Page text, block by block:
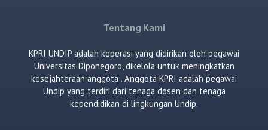
Tentang Kami
KPRI UNDIP adalah koperasi yang didirikan oleh pegawai
Universitas Diponegoro, dikelola untuk meningkatkan
kesejahteraan anggota . Anggota KPRI adalah pegawai
Undip yang terdiri dari tenaga dosen dan tenaga
kependidikan di lingkungan Undip.